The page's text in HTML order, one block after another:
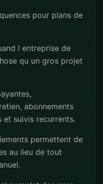
pour plans de
l entreprise de
qu un gros projet
abonnements
et suivis recurrents.
permettent de
au lieu de tout